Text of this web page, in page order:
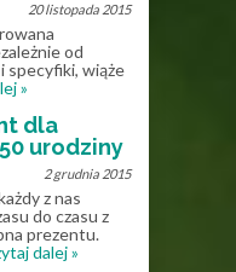
gry na
mocno
Read More
20 listopada 2015
od
specyfiki, wiąże
»
dla
urodziny
2 grudnia 2015
z nas
do czasu z
prezentu.
dalej »